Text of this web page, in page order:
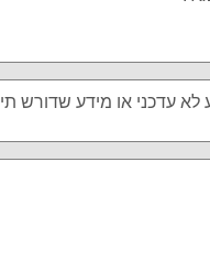
לא עדכני או מידע שדורש